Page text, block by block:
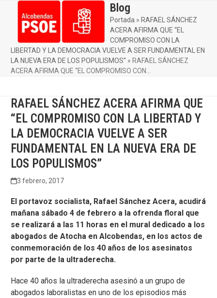
contentmobile
menu
mobile
menu
Blog
Portada » RAFAEL SÁNCHEZ
ACERA AFIRMA QUE “EL
COMPROMISO CON LA
LIBERTAD Y LA DEMOCRACIA VUELVE A SER FUNDAMENTAL EN
LA NUEVA ERA DE LOS POPULISMOS” » RAFAEL SÁNCHEZ
ACERA AFIRMA QUE “EL COMPROMISO CON…
RAFAEL SÁNCHEZ ACERA AFIRMA QUE
“EL COMPROMISO CON LA LIBERTAD Y
LA DEMOCRACIA VUELVE A SER
FUNDAMENTAL EN LA NUEVA ERA DE
LOS POPULISMOS”
3 febrero, 2017
El portavoz socialista, Rafael Sánchez Acera, acudirá
mañana sábado 4 de febrero a la ofrenda floral que
se realizará a las 11 horas en el mural dedicado a los
abogados de Atocha en Alcobendas, en los actos de
conmemoración de los 40 años de los asesinatos
por parte de la ultraderecha.
Hace 40 años la ultraderecha asesinó a un grupo de
abogados laboralistas en uno de los episodios más